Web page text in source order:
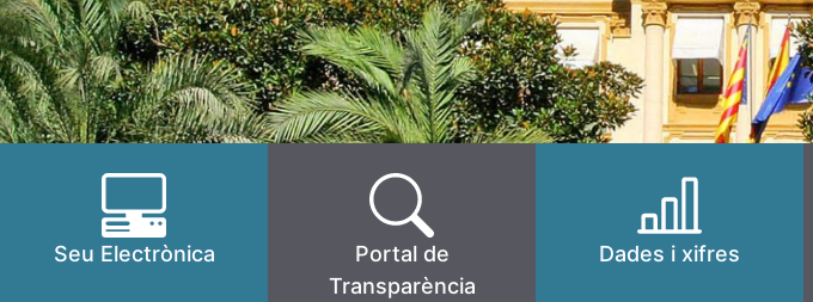
Seu Electrònica
Portal de
Transparència
Dades i xifres